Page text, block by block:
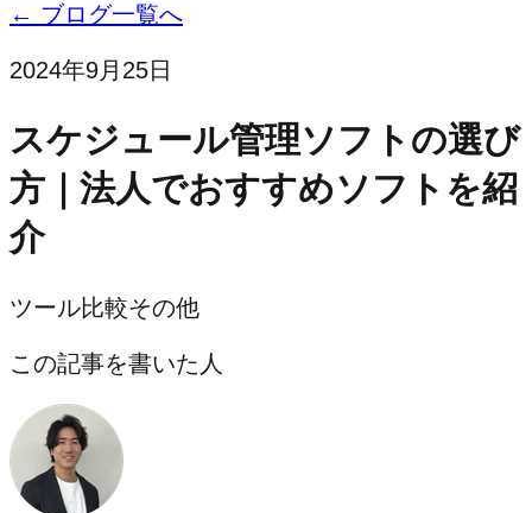
← ブログ一覧へ
2024年9月25日
スケジュール管理ソフトの選び
方｜法人でおすすめソフトを紹
介
ツール比較その他
この記事を書いた人